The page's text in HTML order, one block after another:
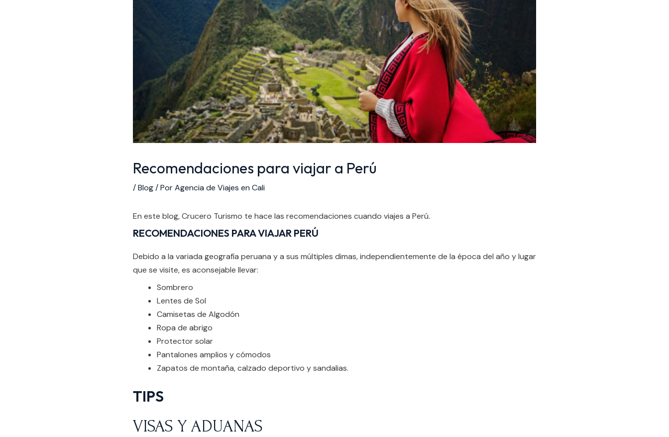
Recomendaciones para viajar a Perú
/Blog/ PorAgencia de Viajes en Cali
En este blog, Crucero Turismo te hace las recomendaciones cuando viajes a Perú.
RECOMENDACIONES PARA VIAJAR PERÚ
Debido a la variada geografía peruana y a sus múltiples dimas, independientemente de la época del año y lugar
que se visite, es aconsejable llevar:
Sombrero
Lentes de Sol
Camisetas de Algodón
Ropa de abrigo
Protector solar
Pantalones amplios y cómodos
Zapatos de montaña, calzado deportivo y sandalias.
TIPS
VISAS Y ADUANAS